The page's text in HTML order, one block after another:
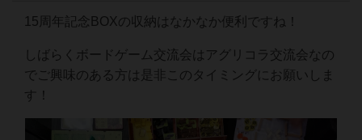
15周年記念BOXの収納はなかなか便利ですね！
しばらくボードゲーム交流会はアグリコラ交流会なの
でご興味のある方は是非このタイミングにお願いしま
す！